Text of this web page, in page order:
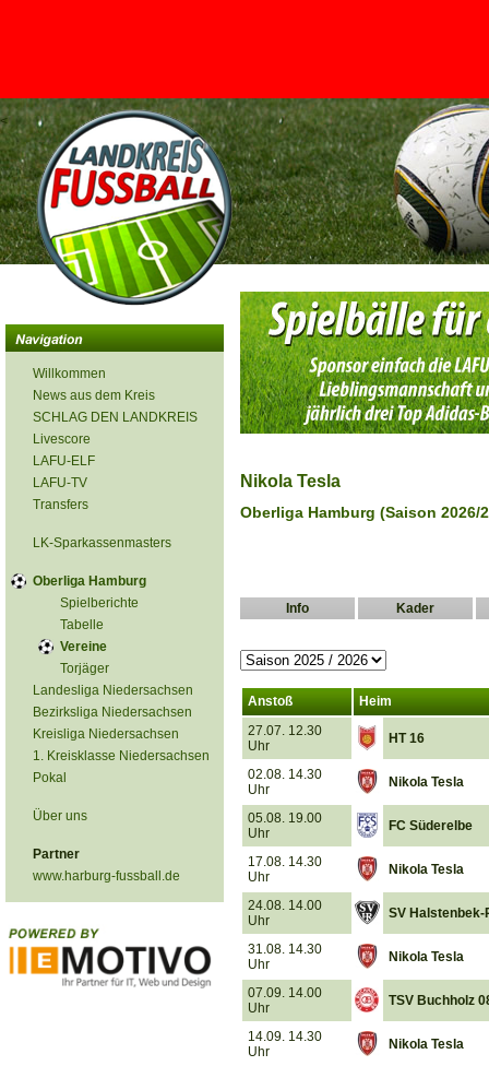
<
Willkommen
News aus dem Kreis
SCHLAG DEN LANDKREIS
Livescore
LAFU-ELF
LAFU-TV
Transfers
LK-Sparkassenmasters
Oberliga Hamburg
Spielberichte
Tabelle
Vereine
Torjäger
Landesliga Niedersachsen
Bezirksliga Niedersachsen
Kreisliga Niedersachsen
1. Kreisklasse Niedersachsen
Pokal
Über uns
Partner
www.harburg-fussball.de
Nikola Tesla
Oberliga Hamburg (Saison 2026/
Info Kader
Anstoß
Heim
27.07. 12.30
Uhr
HT 16
02.08. 14.30
Uhr
Nikola Tesla
05.08. 19.00
Uhr
FC Süderelbe
17.08. 14.30
Uhr
Nikola Tesla
24.08. 14.00
Uhr
SV Halstenbek-
31.08. 14.30
Uhr
Nikola Tesla
07.09. 14.00
Uhr
TSV Buchholz
14.09. 14.30
Uhr
Nikola Tesla